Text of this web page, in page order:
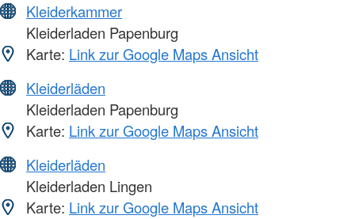
Kleiderkammer
Kleiderladen Papenburg
Karte: Link zur Google Maps Ansicht
Kleiderläden
Kleiderladen Papenburg
Karte: Link zur Google Maps Ansicht
Kleiderläden
Kleiderladen Lingen
Karte: Link zur Google Maps Ansicht